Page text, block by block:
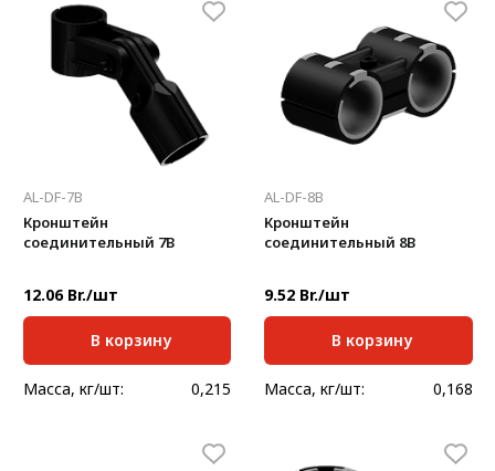
AL-DF-7B
Кронштейн
соединительный 7В
12.06 Br./шт
В корзину
Масса, кг/шт: 0,215
AL-DF-8B
Кронштейн
соединительный 8В
9.52 Br./шт
В корзину
Масса, кг/шт: 0,168